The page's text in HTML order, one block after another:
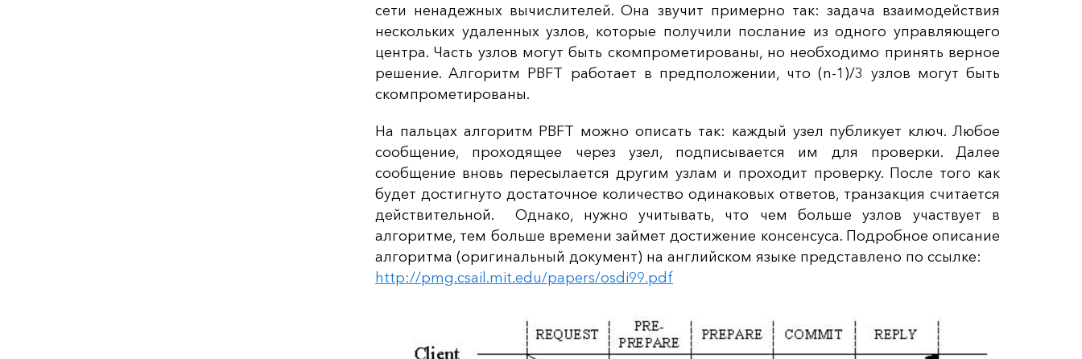
сети ненадежных вычислителей. Она звучит примерно так: задача взаимодействия
нескольких удаленных узлов, которые получили послание из одного управляющего
центра. Часть узлов могут быть скомпрометированы, но необходимо принять верное
решение. Алгоритм PBFT работает в предположении, что (n-1)/3 узлов могут быть
скомпрометированы.
На пальцах алгоритм PBFT можно описать так: каждый узел публикует ключ. Любое
сообщение, проходящее через узел, подписывается им для проверки. Далее
сообщение вновь пересылается другим узлам и проходит проверку. После того как
будет достигнуто достаточное количество одинаковых ответов, транзакция считается
действительной. Однако, нужно учитывать, что чем больше узлов участвует в
алгоритме, тем больше времени займет достижение консенсуса. Подробное описание
алгоритма (оригинальный документ) на английском языке представлено по ссылке:
http://pmg.csail.mit.edu/papers/osdi99.pdf